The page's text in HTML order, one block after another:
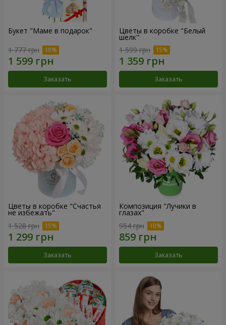
Букет "Маме в подарок"
1 777 грн
Заказать
Цветы в коробке "Белый
шелк"
1 599 грн
Заказать
Цветы в коробке "Счастья
не избежать"
1 528 грн
Заказать
Композиция "Лучики в
глазах"
954 грн
Заказать